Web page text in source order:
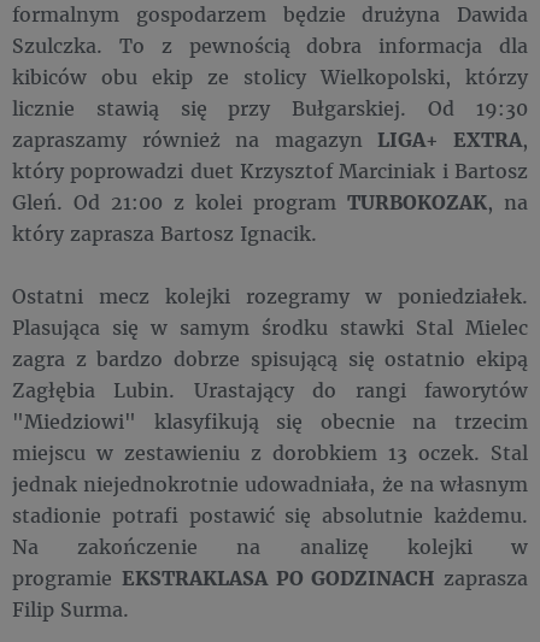
formalnym gospodarzem będzie drużyna Dawida
Szulczka. To z pewnością dobra informacja dla
kibiców obu ekip ze stolicy Wielkopolski, którzy
licznie stawią się przy Bułgarskiej. Od 19:30
zapraszamy również na magazynLIGA+ EXTRA,
który poprowadzi duet Krzysztof Marciniak i Bartosz
Gleń. Od 21:00 z kolei program TURBOKOZAK, na
który zaprasza Bartosz Ignacik.
Ostatni mecz kolejki rozegramy w poniedziałek.
Plasująca się w samym środku stawki Stal Mielec
zagra z bardzo dobrze spisującą się ostatnio ekipą
Zagłębia Lubin. Urastający do rangi faworytów
"Miedziowi" klasyfikują się obecnie na trzecim
miejscu w zestawieniu z dorobkiem 13 oczek. Stal
jednak niejednokrotnie udowadniała, że na własnym
stadionie potrafi postawić się absolutnie każdemu.
Na zakończenie na analizę kolejki w
programie EKSTRAKLASA PO GODZINACH zaprasza
Filip Surma.